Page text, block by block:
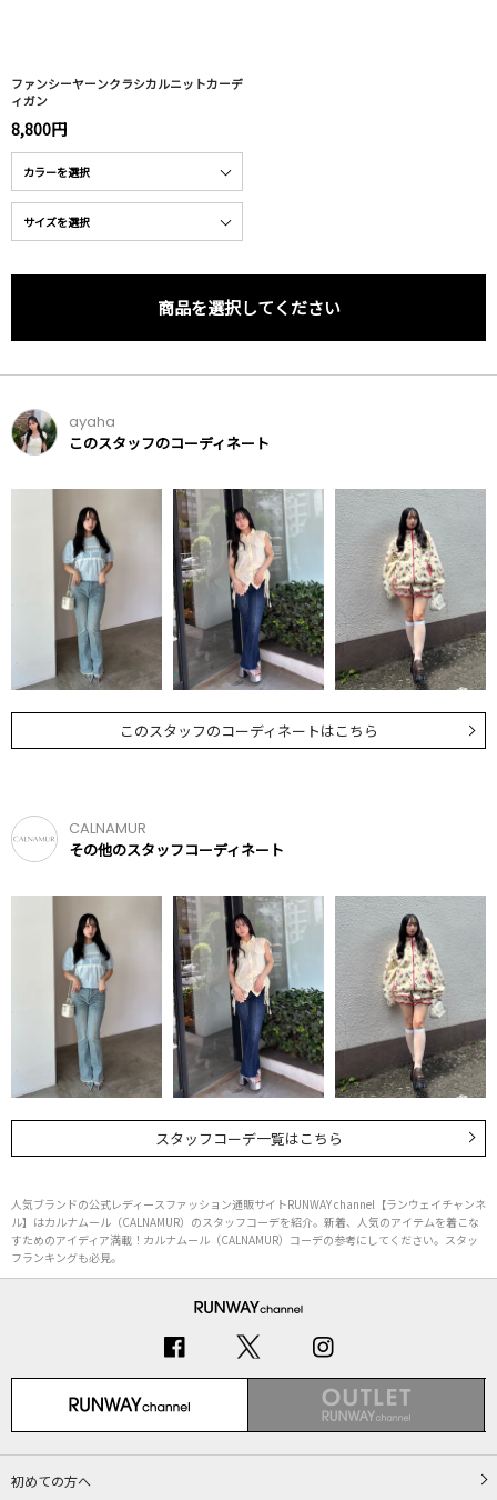
ファンシーヤーンクラシカルニットカーデ
ィガン
8,800円
商品を選択してください
ayaha
このスタッフのコーディネート
このスタッフのコーディネートはこちら
CALNAMUR
その他のスタッフコーディネート
スタッフコーデ一覧はこちら
人気ブランドの公式レディースファッション通販サイトRUNWAY channel【ランウェイチャンネ
ル】はカルナムール（CALNAMUR）のスタッフコーデを紹介。新着、人気のアイテムを着こな
すためのアイディア満載！カルナムール（CALNAMUR）コーデの参考にしてください。スタッ
フランキングも必見。
初めての方へ